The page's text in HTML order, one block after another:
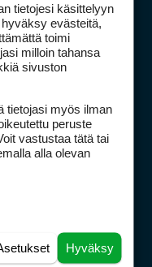
tietojesi käsittelyyn
evästeitä,
toimi
milloin tahansa
sivuston
tietojasi myös ilman
peruste
vastustaa tätä tai
alla olevan
Hyväksy